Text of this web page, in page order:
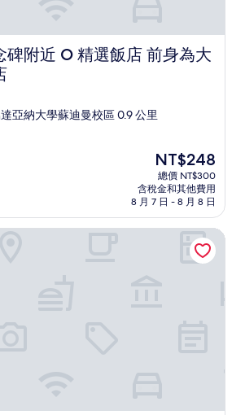
碑附近 O 精選飯店 前身為大
近 O 精選飯店 前身為大普里阿育飯店
亞納大學蘇迪曼校區 0.9 公里
現
在
價
格
為
NT$248
NT$248
總價 NT$300
含稅金和其他費用
8 月 7 日 - 8 月 8 日